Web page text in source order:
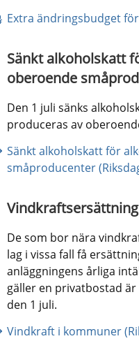
Extra ändringsbudget
Sänkt alkoholskatt
oberoende
Den 1 juli sänks
produceras av
Sänkt alkoholskatt för
småproducenter
De som bor nära
lag i vissa fall få
anläggningens årliga
gäller en privatbostad
den 1 juli.
Vindkraft i kommuner